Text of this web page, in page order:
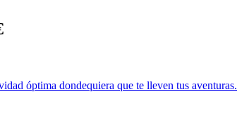
óptima dondequiera que te lleven tus aventuras.